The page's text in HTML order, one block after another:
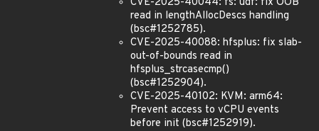
read in lengthAllocDescs handling
(bsc#1252785).
CVE-2025-40088: hfsplus: fix slab-
out-of-bounds read in
hfsplus_strcasecmp()
(bsc#1252904).
CVE-2025-40102: KVM: arm64:
Prevent access to vCPU events
before init (bsc#1252919).